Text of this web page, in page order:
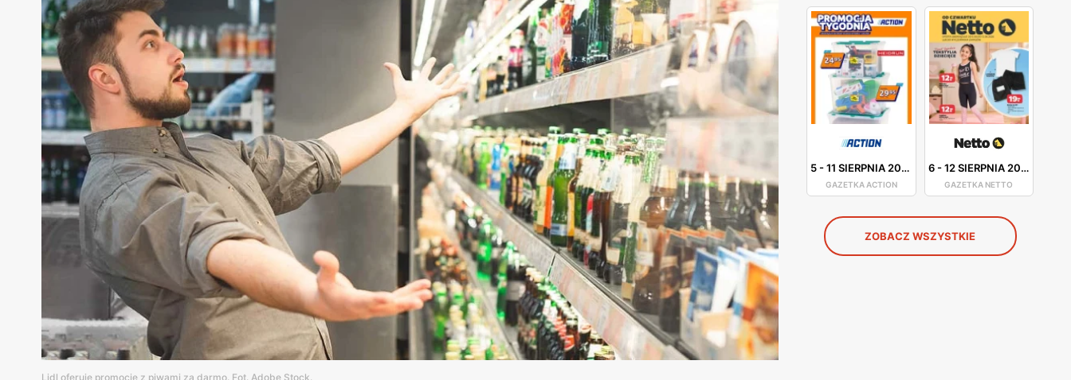
Lidl oferuje promocję z piwami za darmo. Fot. Adobe Stock.
5-11 SIERPNIA 2026
GAZETKA ACTION
6-12 SIERPNIA 2026
GAZETKA NETTO
ZOBACZ WSZYSTKIE